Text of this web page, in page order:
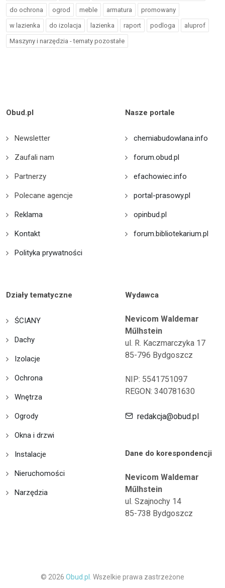
do ochrona ogrod meble armatura promowany
w lazienka do izolacja lazienka raport podloga aluprof
Maszyny i narzędzia - tematy pozostałe
Obud.pl
Newsletter
Zaufali nam
Partnerzy
Polecane agencje
Reklama
Kontakt
Polityka prywatności
Nasze portale
chemiabudowlana.info
forum.obud.pl
efachowiec.info
portal-prasowy.pl
opinbud.pl
forum.bibliotekarium.pl
Działy tematyczne
ŚCIANY
Dachy
Izolacje
Ochrona
Wnętrza
Ogrody
Okna i drzwi
Instalacje
Nieruchomości
Narzędzia
Wydawca
Nevicom Waldemar
Műlhstein
ul. R. Kaczmarczyka 17
85-796 Bydgoszcz
NIP: 5541751097
REGON: 340781630
redakcja@obud.pl
Dane do korespondencji
Nevicom Waldemar
Műlhstein
ul. Szajnochy 14
85-738 Bydgoszcz
© 2026 Obud.pl. Wszelkie prawa zastrzeżone